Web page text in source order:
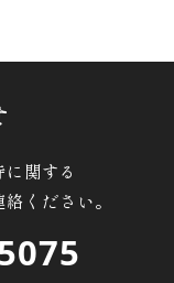
関する
ください。